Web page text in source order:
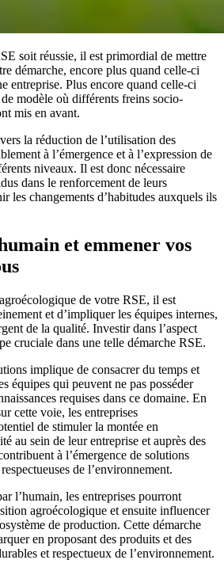
soit réussie, il est primordial de mettre
démarche, encore plus quand celle-ci
entreprise. Plus encore quand celle-ci
modèle où différents freins socio-
mis en avant.
la réduction de l’utilisation des
à l’émergence et à l’expression de
niveaux. Il est donc nécessaire
dans le renforcement de leurs
les changements d’habitudes auxquels ils
et emmener vos
de votre RSE, il est
et d’impliquer les équipes internes,
de la qualité. Investir dans l’aspect
cruciale dans une telle démarche RSE.
implique de consacrer du temps et
équipes qui peuvent ne pas posséder
requises dans ce domaine. En
cette voie, les entreprises
de stimuler la montée en
au sein de leur entreprise et auprès des
à l’émergence de solutions
de l’environnement.
l’humain, les entreprises pourront
agroécologique et ensuite influencer
de production. Cette démarche
en proposant des produits et des
et respectueux de l’environnement.